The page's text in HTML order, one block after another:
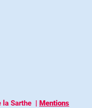
la Sarthe | Mentions